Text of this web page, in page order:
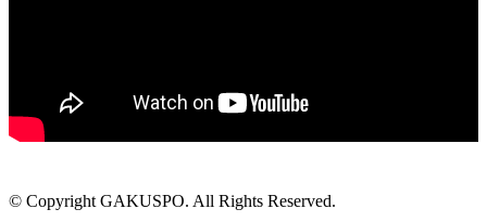
© Copyright GAKUSPO. All Rights Reserved.